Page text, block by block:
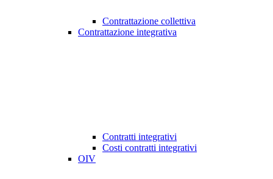
Contrattazione collettiva
Contrattazione integrativa
Contratti integrativi
Costi contratti integrativi
OIV